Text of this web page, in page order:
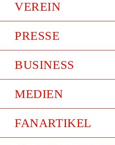
VEREIN
PRESSE
BUSINESS
MEDIEN
FANARTIKEL